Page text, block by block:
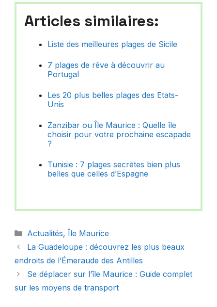
Articles similaires:
Liste des meilleures plages de Sicile
7 plages de rêve à découvrir au
Portugal
Les 20 plus belles plages des Etats-
Unis
Zanzibar ou Île Maurice : Quelle île
choisir pour votre prochaine escapade
?
Tunisie : 7 plages secrètes bien plus
belles que celles d’Espagne
Catégories
Actualités, Île Maurice
La Guadeloupe : découvrez les plus beaux
endroits de l’Émeraude des Antilles
Se déplacer sur l’île Maurice : Guide complet
sur les moyens de transport